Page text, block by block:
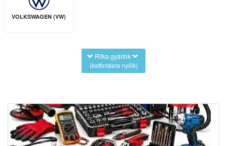
VOLKSWAGEN (VW)
Ritka gyártók
(kattintásra nyílik)